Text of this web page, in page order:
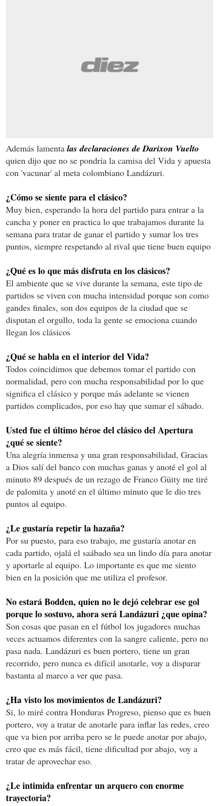
Además lamenta las declaraciones de Darixon Vuelto
quien dijo que no se pondría la camisa del Vida y apuesta
con 'vacunar' al meta colombiano Landázuri.
¿Cómo se siente para el clásico?
Muy bien, esperando la hora del partido para entrar a la
cancha y poner en practica lo que trabajamos durante la
semana para tratar de ganar el partido y sumar los tres
puntos, siempre respetando al rival que tiene buen equipo
¿Qué es lo que más disfruta en los clásicos?
El ambiente que se vive durante la semana, este tipo de
partidos se viven con mucha intensidad porque son como
gandes finales, son dos equipos de la ciudad que se
disputan el orgullo, toda la gente se emociona cuando
llegan los clásicos
¿Qué se habla en el interior del Vida?
Todos coincidimos que debemos tomar el partido con
normalidad, pero con mucha responsabilidad por lo que
significa el clásico y porque más adelante se vienen
partidos complicados, por eso hay que sumar el sábado.
Usted fue el último héroe del clásico del Apertura
¿qué se siente?
Una alegría inmensa y una gran responsabilidad, Gracias
a Dios salí del banco con muchas ganas y anoté el gol al
minuto 89 después de un rezago de Franco Güity me tiré
de palomita y anoté en el último minuto que le dio tres
puntos al equipo.
¿Le gustaría repetir la hazaña?
Por su puesto, para eso trabajo, me gustaría anotar en
cada partido, ojalá el saábado sea un lindo día para anotar
y aportarle al equipo. Lo importante es que me siento
bien en la posición que me utiliza el profesor.
No estará Bodden, quien no le dejó celebrar ese gol
porque lo sostuvo, ahora será Landázuri ¿que opina?
Son cosas que pasan en el fútbol los jugadores muchas
veces actuamos diferentes con la sangre caliente, pero no
pasa nada. Landázuri es buen portero, tiene un gran
recorrido, pero nunca es difícil anotarle, voy a disparar
bastanta al marco a ver que pasa.
¿Ha visto los movimientos de Landázuri?
Si, lo miré contra Honduras Progreso, pienso que es buen
portero, voy a tratar de anotarle para inflar las redes, creo
que va bien por arriba pero se le puede anotar por abajo,
creo que es más fácil, tiene dificultad por abajo, voy a
tratar de aprovechar eso.
¿Le intimida enfrentar un arquero con enorme
trayectoria?